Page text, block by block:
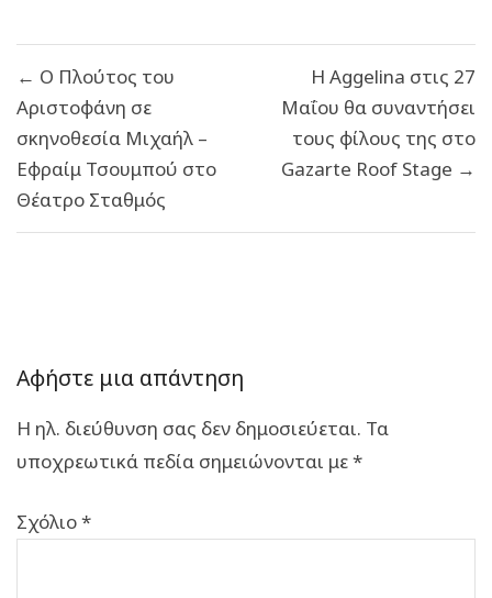
άρθρων
← Ο Πλούτος του
Αριστοφάνη σε
σκηνοθεσία Μιχαήλ –
Εφραίμ Τσουμπού στο
Θέατρο Σταθμός
Η Αggelina στις 27
Μαΐου θα συναντήσει
τους φίλους της στο
Gazarte Roof Stage →
Αφήστε μια απάντηση
Η ηλ. διεύθυνση σας δεν δημοσιεύεται. Τα
υποχρεωτικά πεδία σημειώνονται με*
Σχόλιο*